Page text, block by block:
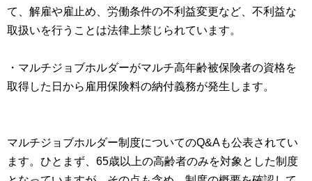
て、解雇や雇止め、労働条件の不利益変更など、不利益な
取扱いを行うことは法律上禁じられています。
・マルチジョブホルダーがマルチ高年齢被保険者の資格を
取得した日から雇用保険料の納付義務が発生します。
マルチジョブホルダー制度についてのQ&Aも公表されてい
ます。ひとまず、65歳以上の高齢者のみを対象とした制度